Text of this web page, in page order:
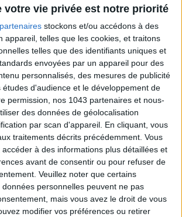
votre vie privée est notre priorité
partenaires stockons et/ou accédons à des
appareil, telles que les cookies, et traitons
telles que des identifiants uniques et
envoyées par un appareil pour des
personnalisés, des mesures de publicité
d'audience et le développement de
permission, nos 1043 partenaires et nous-
des données de géolocalisation
par scan d'appareil. En cliquant, vous
traitements décrits précédemment. Vous
à des informations plus détaillées et
avant de consentir ou pour refuser de
Veuillez noter que certains
personnelles peuvent ne pas
mais vous avez le droit de vous
modifier vos préférences ou retirer
QUE VOUS DEVEZ FAIRE À PARIS EN AOÛT